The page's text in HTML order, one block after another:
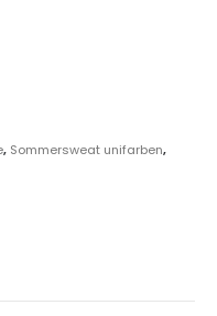
, Sommersweat unifarben,